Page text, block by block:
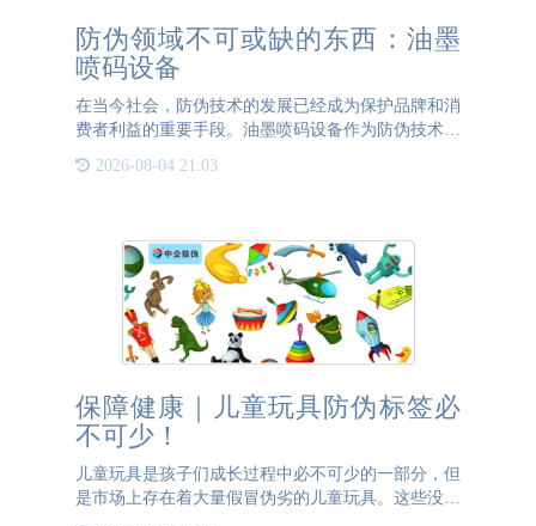
防伪领域不可或缺的东西：油墨
喷码设备
在当今社会，防伪技术的发展已经成为保护品牌和消
费者利益的重要手段。油墨喷码设备作为防伪技术中
药品到电子产品等多个领域。 油墨喷码设备的工作
2026-08-04 21:03
保障健康｜儿童玩具防伪标签必
不可少！
儿童玩具是孩子们成长过程中必不可少的一部分，但
是市场上存在着大量假冒伪劣的儿童玩具。这些没有
防伪标签的假冒伪劣产品不仅会对孩子的身体健康造